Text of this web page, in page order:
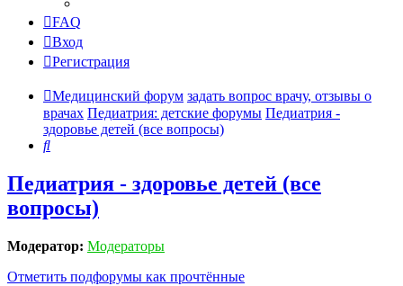
FAQ
Вход
Регистрация
Медицинский форум задать вопрос врачу, отзывы о
врачах Педиатрия: детские форумы Педиатрия -
здоровье детей (все вопросы)
Поиск
Педиатрия - здоровье детей (все
вопросы)
Модератор: Модераторы
Отметить подфорумы как прочтённые